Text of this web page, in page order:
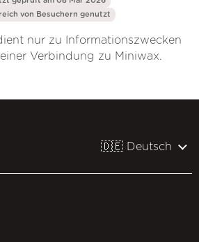
von Besuchern genutzt
nur zu Informationszwecken
Verbindung zu Miniwax.
🇩🇪 Deutsch